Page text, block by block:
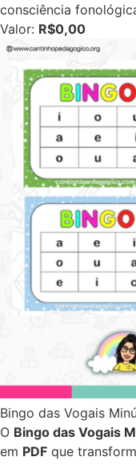
consciência
Valor: R$0,00
Bingo das Vogais
O Bingo das Vogais
em PDF que